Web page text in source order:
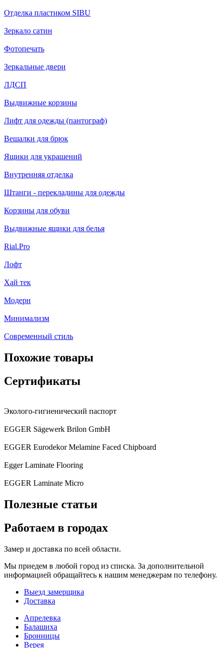
Отделка пластиком SIBU
Зеркало сатин
Фотопечать
Зеркальные двери
ЛДСП
Выдвижные корзины
Лифт для одежды (пантограф)
Вешалки для брюк
Ящики для украшений
Внутренняя отделка
Штанги - перекладины для одежды
Корзины для обуви
Выдвижные ящики для белья
Rial.Pro
Лофт
Хай тек
Модерн
Минимализм
Современный стиль
Похожие товары
Сертификаты
Эколого-гигиенический паспорт
EGGER Sägewerk Brilon GmbH
EGGER Eurodekor Melamine Faced Chipboard
Egger Laminate Flooring
EGGER Laminate Micro
Полезные статьи
Работаем в городах
Замер и доставка по всей области.
Мы приедем в любой город из списка. За дополнительной
информацией обращайтесь к нашим менеджерам по телефону.
Выезд замерщика
Доставка
Апрелевка
Балашиха
Бронницы
Верея